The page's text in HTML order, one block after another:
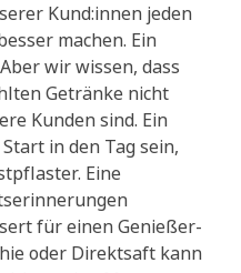
Kund:innen jeden
machen. Ein
wir wissen, dass
Getränke nicht
Kunden sind. Ein
in den Tag sein,
Eine
für einen Genießer-
oder Direktsaft kann